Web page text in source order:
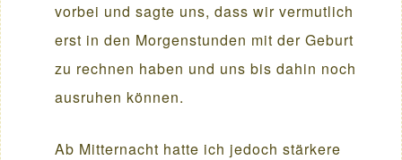
vorbei und sagte uns, dass wir vermutlich
erst in den Morgenstunden mit der Geburt
zu rechnen haben und uns bis dahin noch
ausruhen können.
Ab Mitternacht hatte ich jedoch stärkere